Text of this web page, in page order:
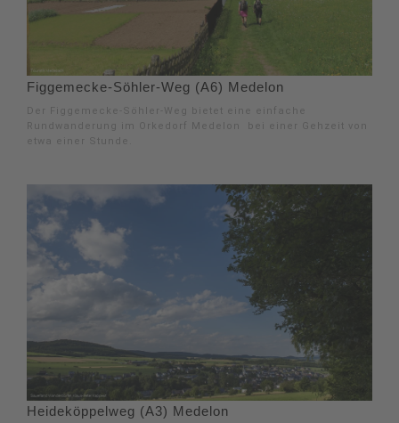
Figgemecke-Söhler-Weg (A6) Medelon
Der Figgemecke-Söhler-Weg bietet eine einfache
Rundwanderung im Orkedorf Medelon bei einer Gehzeit von
etwa einer Stunde.
Heideköppelweg (A3) Medelon